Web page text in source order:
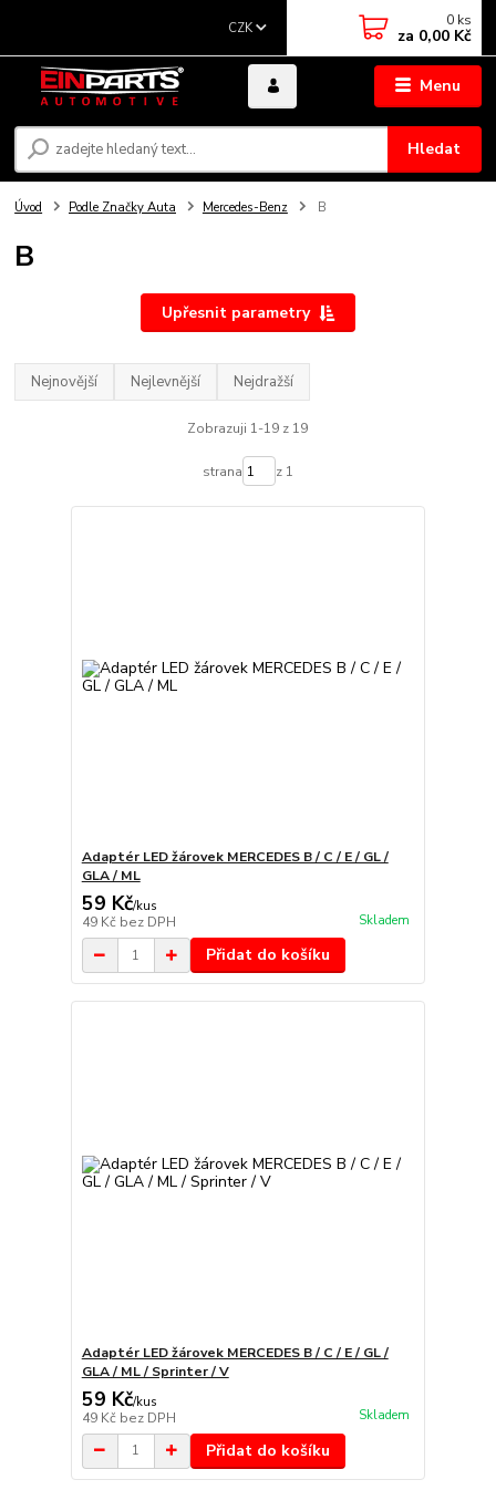
Menu
CZK
Hledat
0 ks
za 0,00 Kč
Úvod Podle Značky Auta Mercedes-Benz B
B
Upřesnit parametry
Nejnovější Nejlevnější Nejdražší
Zobrazuji 1-19 z 19
strana z 1
Adaptér LED žárovek MERCEDES B / C / E / GL /
GLA / ML
59 Kč/kus
49 Kč bez DPH Skladem
Přidat do košíku
Adaptér LED žárovek MERCEDES B / C / E / GL /
GLA / ML / Sprinter / V
59 Kč/kus
49 Kč bez DPH Skladem
Přidat do košíku